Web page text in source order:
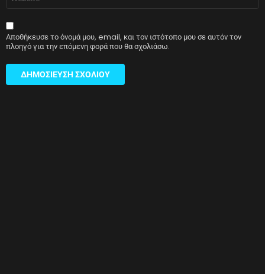
Αποθήκευσε το όνομά μου, email, και τον ιστότοπο μου σε αυτόν τον
πλοηγό για την επόμενη φορά που θα σχολιάσω.